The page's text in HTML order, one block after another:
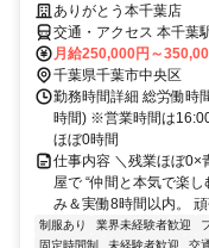
ありがとう本千葉店
交通・アクセス 本千葉
月給250,000円～
千葉県千葉市中央区
勤務時間詳細 総労働時
時間) ※営業時間は
ほぼ0時間
仕事内容 ＼残業ほぼ0×
屋で “仲間と本気で楽
み＆実働8時間以内。
制服あり 業界未経験者歓迎
固定時間制
未経験者歓迎 交